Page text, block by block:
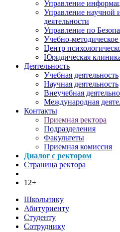
Управление
Управление научной
деятельности
Управление по
Учебно-
Центр
Юридическая
Деятельность
Учебная деятельность
Научная деятельность
Внеучебная
Международная
Контакты
Приемная ректора
Подразделения
Факультеты
Приемная комиссия
Диалог с ректором
Страница ректора
12+
Школьнику
Абитуриенту
Студенту
Сотруднику